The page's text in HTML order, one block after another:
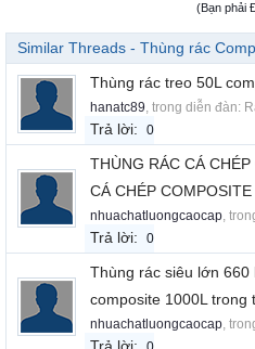
(Bạn phải
Similar Threads - Thùng rác
Thùng rác treo 50L
hanatc89, trong diễn đàn:
Trả lời: 0
THÙNG RÁC CÁ
CÁ CHÉP
nhuachatluongcaocap,
Trả lời: 0
Thùng rác siêu lớn
composite 1000L trong
nhuachatluongcaocap,